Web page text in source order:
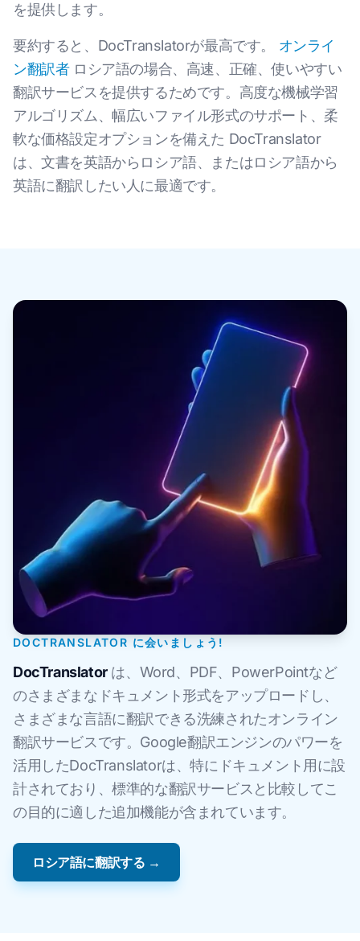
を提供します。
要約すると、DocTranslatorが最高です。 オンライ
ン翻訳者ロシア語の場合、高速、正確、使いやすい
翻訳サービスを提供するためです。高度な機械学習
アルゴリズム、幅広いファイル形式のサポート、柔
軟な価格設定オプションを備えた DocTranslator
は、文書を英語からロシア語、またはロシア語から
英語に翻訳したい人に最適です。
DOCTRANSLATOR に会いましょう!
DocTranslatorは、Word、PDF、PowerPointなど
のさまざまなドキュメント形式をアップロードし、
さまざまな言語に翻訳できる洗練されたオンライン
翻訳サービスです。Google翻訳エンジンのパワーを
活用したDocTranslatorは、特にドキュメント用に設
計されており、標準的な翻訳サービスと比較してこ
の目的に適した追加機能が含まれています。
ロシア語に翻訳する →